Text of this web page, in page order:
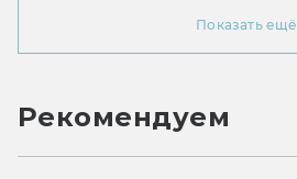
Показать ещё
Рекомендуем